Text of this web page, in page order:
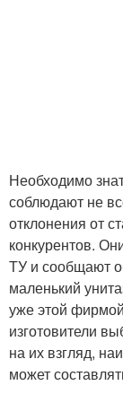
Необходимо
соблюдают не
отклонения от
конкурентов.
ТУ и сообщают
маленький
уже этой
изготовители
на их взгляд,
может